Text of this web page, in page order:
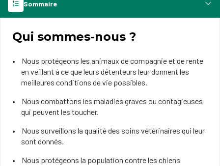
Sommaire
Qui sommes-nous ?
Nous protégeons les animaux de compagnie et de rente
en veillant à ce que leurs détenteurs leur donnent les
meilleures conditions de vie possibles.
Nous combattons les maladies graves ou contagieuses
qui peuvent les toucher.
Nous surveillons la qualité des soins vétérinaires qui leur
sont donnés.
Nous protégeons la population contre les chiens